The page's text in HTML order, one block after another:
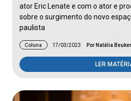
ator Eric Lenate e com o ator e
sobre o surgimento do novo
paulista
Coluna 17/03/2023 Por Natália
LER